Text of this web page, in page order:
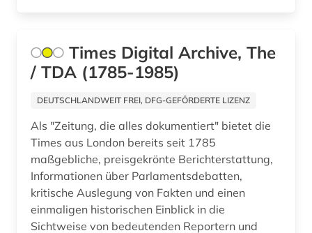
karte (1)
katholische zeitung (1)
kaukasus (1)
kirchenarchiv (1)
kitzingen (1)
Times Digital Archive, The
/ TDA (1785-1985)
DEUTSCHLANDWEIT FREI, DFG-GEFÖRDERTE LIZENZ
Als "Zeitung, die alles dokumentiert" bietet die
Times aus London bereits seit 1785
maßgebliche, preisgekrönte Berichterstattung,
Informationen über Parlamentsdebatten,
kritische Auslegung von Fakten und einen
einmaligen historischen Einblick in die
Sichtweise von bedeutenden Reportern und